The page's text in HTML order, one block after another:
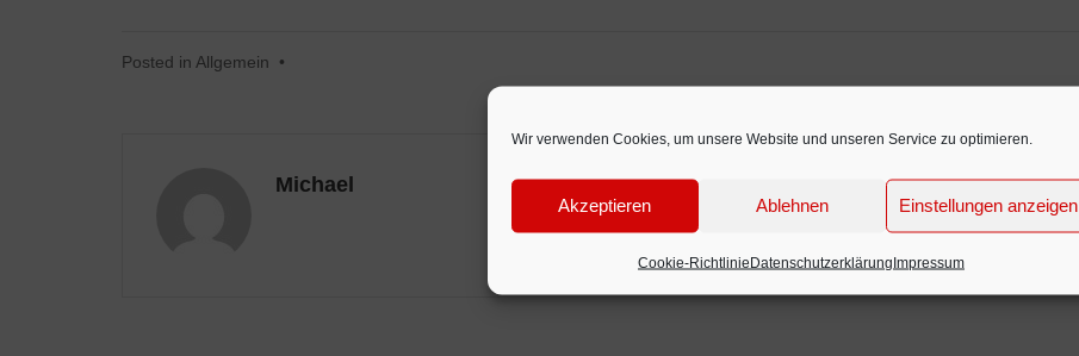
Wir verwenden Cookies, um unsere Website und unseren Service zu optimieren.
Akzeptieren Ablehnen Einstellungen anzeigen
Cookie-RichtlinieDatenschutzerklärungImpressum
Posted in Allgemein •
Michael